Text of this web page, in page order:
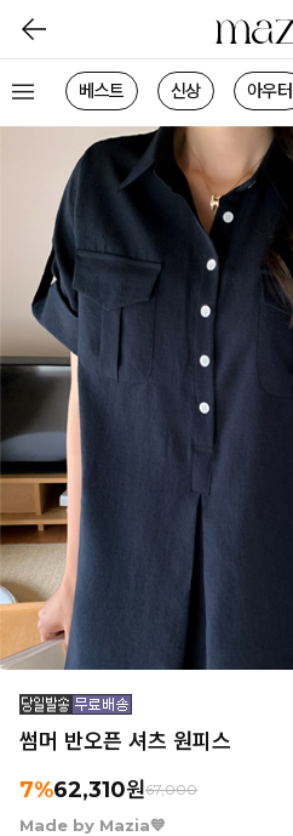
베스트 신상 아우터
썸머 반오픈 셔츠 원피스
7%62,310원67,000
Made by Mazia💙